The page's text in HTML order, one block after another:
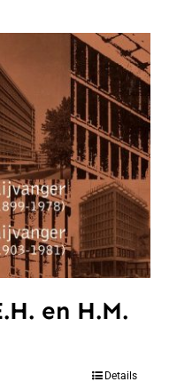
en H.M.
Details